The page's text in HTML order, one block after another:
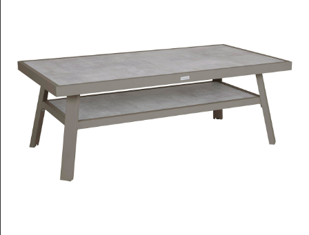
Förvaring
Inredning
Mattor
Belysning
Utemöbler